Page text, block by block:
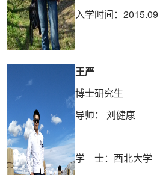
入学时间：2015.09
王严
博士研究生
导师： 刘健康
学 士：西北大学